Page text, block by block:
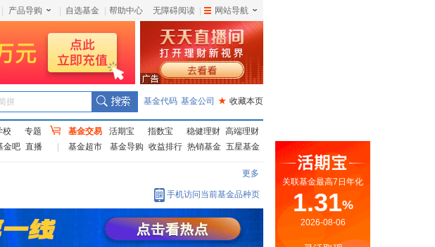
产品导购 自选基金 帮助中心 无障碍阅读 网站导航
拼 基金代码 基金公司 ★ 收藏本页
校
专题
金吧 直播
基金交易 活期宝 指数宝 稳健理财 高端理财
基金超市
基金导购 收益排行 热销基金 五星基金
更多
手机访问当前基金品种页